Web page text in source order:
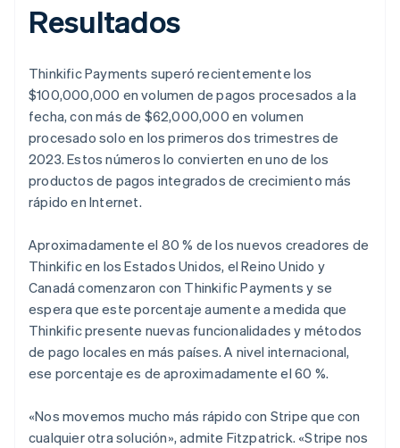
Resultados
Thinkific Payments superó recientemente los
$100,000,000 en volumen de pagos procesados a la
fecha, con más de $62,000,000 en volumen
procesado solo en los primeros dos trimestres de
2023. Estos números lo convierten en uno de los
productos de pagos integrados de crecimiento más
rápido en Internet.
Aproximadamente el 80 % de los nuevos creadores de
Thinkific en los Estados Unidos, el Reino Unido y
Canadá comenzaron con Thinkific Payments y se
espera que este porcentaje aumente a medida que
Thinkific presente nuevas funcionalidades y métodos
de pago locales en más países. A nivel internacional,
ese porcentaje es de aproximadamente el 60 %.
«Nos movemos mucho más rápido con Stripe que con
cualquier otra solución», admite Fitzpatrick. «Stripe nos